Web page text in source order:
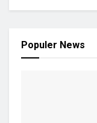
Populer News